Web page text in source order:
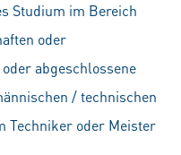
Studium im Bereich
oder
abgeschlossene
/ technischen
Techniker oder Meister